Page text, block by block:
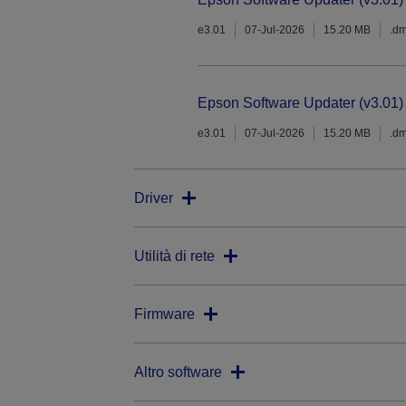
e3.01 07-Jul-2026 15.20 MB
Epson Software Updater (v3.01)
e3.01 07-Jul-2026 15.20 MB
Driver
Utilità di rete
Firmware
Altro software